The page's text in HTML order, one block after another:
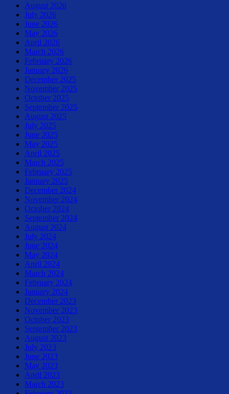
August 2026
July 2026
June 2026
May 2026
April 2026
March 2026
February 2026
January 2026
December 2025
November 2025
October 2025
September 2025
August 2025
July 2025
June 2025
May 2025
April 2025
March 2025
February 2025
January 2025
December 2024
November 2024
October 2024
September 2024
August 2024
July 2024
June 2024
May 2024
April 2024
March 2024
February 2024
January 2024
December 2023
November 2023
October 2023
September 2023
August 2023
July 2023
June 2023
May 2023
April 2023
March 2023